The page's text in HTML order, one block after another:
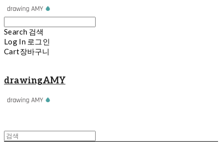
Search 검색
Log In 로그인
Cart장바구니
drawingAMY